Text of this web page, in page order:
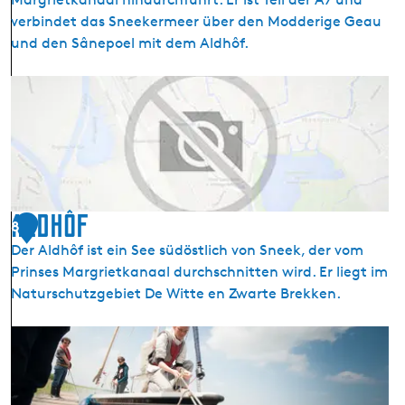
verbindet das Sneekermeer über den Modderige Geau
und den Sânepoel mit dem Aldhôf.
ä
k
t
P
r
i
n
8
Aldhôf
Der Aldhôf ist ein See südöstlich von Sneek, der vom
Prinses Margrietkanaal durchschnitten wird. Er liegt im
Naturschutzgebiet De Witte en Zwarte Brekken.
h